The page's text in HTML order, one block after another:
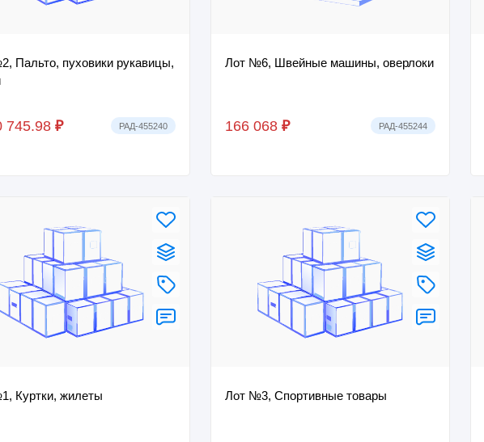
Пальто, пуховики рукавицы,
745.98 ₽ РАД-455240
Лот №6, Швейные машины, оверлоки
166 068 ₽ РАД-455244
Куртки, жилеты Лот №3, Спортивные товары